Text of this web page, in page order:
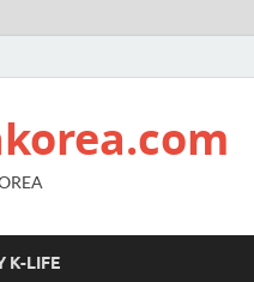
K-LIFE